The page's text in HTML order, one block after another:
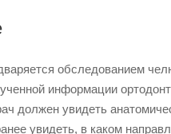
обследованием
информации
должен увидеть
увидеть, в каком